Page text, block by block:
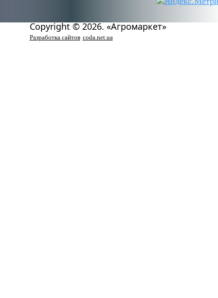
Copyright © 2026. «Агромаркет»
Разработка сайтов coda.net.ua